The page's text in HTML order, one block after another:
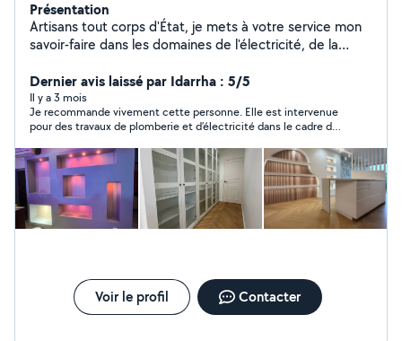
Présentation
Artisans tout corps d'État, je mets à votre service mon
savoir-faire dans les domaines de l'électricité, de la
de rénovation et d'aménagement intérieur. Polyvalent,
rigoureux et à l'écoute, j'interviens rapidement pour des
prestations soignées, adaptées à vos besoins et à votre
budget.
Dernier avis laissé par Idarrha : 5/5
Il y a 3 mois
Je recommande vivement cette personne. Elle est intervenue
pour des travaux de plomberie et d’électricité dans le cadre de
été réalisé avec sérieux, professionnalisme et efficacité. Très
compétente, elle a su gérer l’installation de A à Z, en
respectant les normes et en apportant des explications claires
tout au long de l’intervention. Le chantier a été laissé propre et
le résultat est impeccable. Personne fiable, ponctuelle et
agréable, que je n’hésiterai pas à recontacter pour de futurs
Voir le profil Contacter